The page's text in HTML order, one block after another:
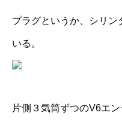
プラグというか、シリ
いる。
片側３気筒ずつのV6エン